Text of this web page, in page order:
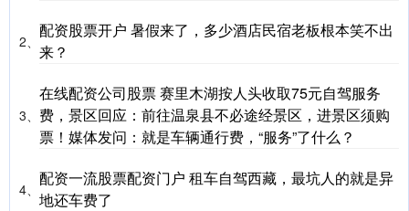
2、
配资股票开户 暑假来了，多少酒店民宿老板根本笑不出
来？
3、
在线配资公司股票 赛里木湖按人头收取75元自驾服务
费，景区回应：前往温泉县不必途经景区，进景区须购
票！媒体发问：就是车辆通行费，“服务”了什么？
4、
配资一流股票配资门户 租车自驾西藏，最坑人的就是异
地还车费了